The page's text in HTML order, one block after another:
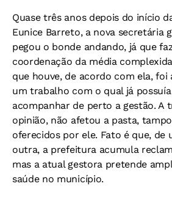
Quase três anos depois do início
Eunice Barreto, a nova secretária
pegou o bonde andando, já que
coordenação da média
que houve, de acordo com ela, foi
um trabalho com o qual já possuía
acompanhar de perto a gestão. A
opinião, não afetou a pasta,
oferecidos por ele. Fato é que, de
outra, a prefeitura acumula
mas a atual gestora pretende
saúde no município.